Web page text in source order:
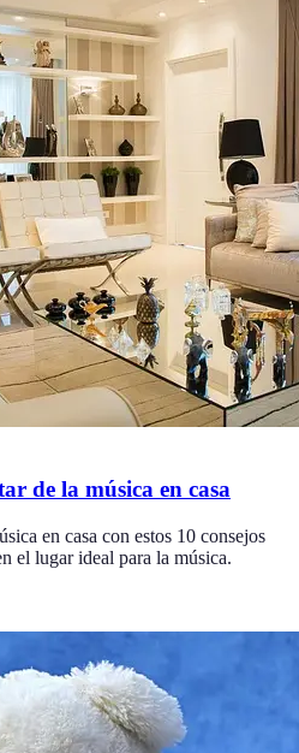
de la música en casa
en casa con estos 10 consejos
el lugar ideal para la música.